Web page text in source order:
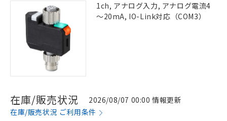
1ch, アナログ入力, アナログ電流4
～20mA, IO-Link対応（COM3）
在庫/販売状況
2026/08/07 00:00 情報更新
在庫/販売状況 ご利用条件